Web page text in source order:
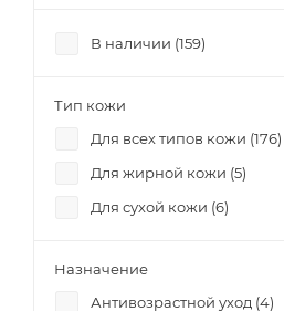
В наличии (159)
Тип кожи
Для всех типов кожи (176)
Для жирной кожи (5)
Для сухой кожи (6)
Назначение
Антивозрастной уход (4)